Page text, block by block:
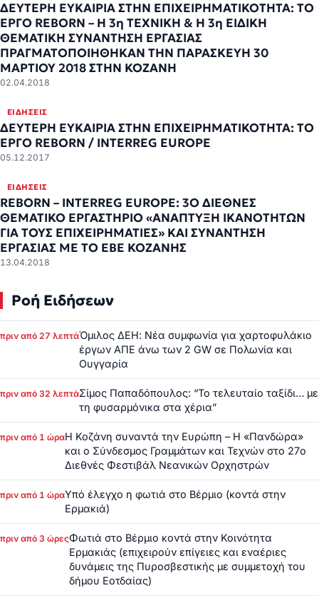
ΔΕΥΤΕΡΗ ΕΥΚΑΙΡΙΑ ΣΤΗΝ ΕΠΙΧΕΙΡΗΜΑΤΙΚΟΤΗΤΑ: ΤΟ
ΕΡΓΟ REBORN – Η 3η ΤΕΧΝΙΚΗ & Η 3η ΕΙΔΙΚΗ
ΘΕΜΑΤΙΚΗ ΣΥΝΑΝΤΗΣΗ ΕΡΓΑΣΙΑΣ
ΠΡΑΓΜΑΤΟΠΟΙΗΘΗΚΑΝ ΤΗΝ ΠΑΡΑΣΚΕΥΗ 30
ΜΑΡΤΙΟΥ 2018 ΣΤΗΝ ΚΟΖΑΝΗ
02.04.2018
ΕΙΔΉΣΕΙΣ
ΔΕΥΤΕΡΗ ΕΥΚΑΙΡΙΑ ΣΤΗΝ ΕΠΙΧΕΙΡΗΜΑΤΙΚΟΤΗΤΑ: ΤΟ
ΕΡΓΟ REBORN / INTERREG EUROPE
05.12.2017
ΕΙΔΉΣΕΙΣ
REBORN – INTERREG EUROPE: 3Ο ΔΙΕΘΝΕΣ
ΘΕΜΑΤΙΚΟ ΕΡΓΑΣΤΗΡΙΟ «ΑΝΑΠΤΥΞΗ ΙΚΑΝΟΤΗΤΩΝ
ΓΙΑ ΤΟΥΣ ΕΠΙΧΕΙΡΗΜΑΤΙΕΣ» ΚΑΙ ΣΥΝΑΝΤΗΣΗ
ΕΡΓΑΣΙΑΣ ΜΕ ΤΟ ΕΒΕ ΚΟΖΑΝΗΣ
13.04.2018
Ροή Ειδήσεων
πριν από 27 λεπτάΌμιλος ΔΕΗ: Νέα συμφωνία για χαρτοφυλάκιο
έργων ΑΠΕ άνω των 2 GW σε Πολωνία και
Ουγγαρία
πριν από 32 λεπτάΣίμος Παπαδόπουλος: “Το τελευταίο ταξίδι… με
τη φυσαρμόνικα στα χέρια”
πριν από 1 ώραΗ Κοζάνη συναντά την Ευρώπη – Η «Πανδώρα»
και ο Σύνδεσμος Γραμμάτων και Τεχνών στο 27ο
Διεθνές Φεστιβάλ Νεανικών Ορχηστρών
πριν από 1 ώραΥπό έλεγχο η φωτιά στο Βέρμιο (κοντά στην
Ερμακιά)
πριν από 3 ώρεςΦωτιά στο Βέρμιο κοντά στην Κοινότητα
Ερμακιάς (επιχειρούν επίγειες και εναέριες
δυνάμεις της Πυροσβεστικής με συμμετοχή του
δήμου Εοτδαίας)